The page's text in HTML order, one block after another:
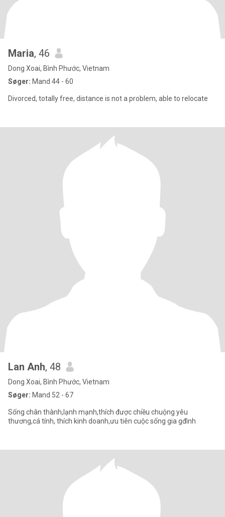
Maria, 46
Dong Xoai, Bình Phước, Vietnam
Søger: Mand 44 - 60
Divorced, totally free, distance is not a problem, able to relocate
Lan Anh, 48
Dong Xoai, Bình Phước, Vietnam
Søger: Mand 52 - 67
Sống chân thành,lạnh mạnh,thích được chiều chuộng yêu
thương,cá tính, thích kinh doanh,ưu tiên cuộc sống gia gđình